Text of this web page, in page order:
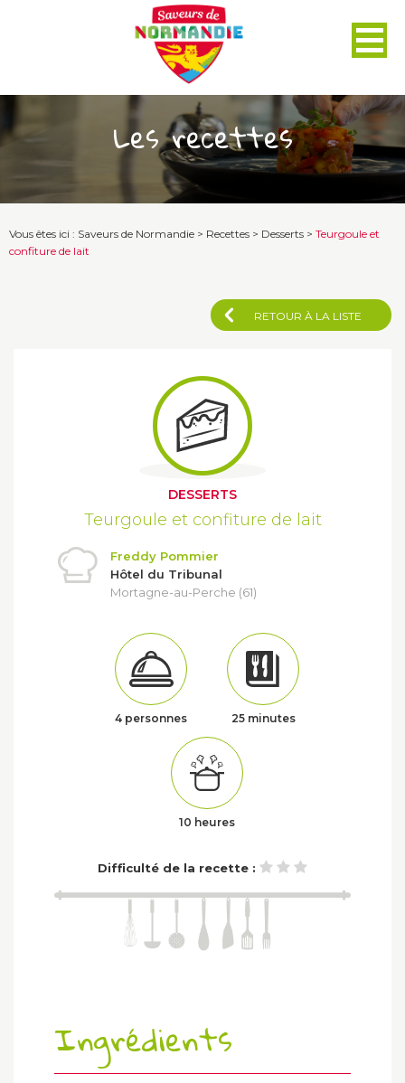
Les recettes
Vous êtes ici : Saveurs de Normandie > Recettes > Desserts > Teurgoule et
confiture de lait
RETOUR À LA LISTE
DESSERTS
Teurgoule et confiture de lait
Freddy Pommier
Hôtel du Tribunal
Mortagne-au-Perche (61)
4 personnes 25 minutes
10 heures
Difficulté de la recette :
Ingrédients
Panneau de gestion des cookies